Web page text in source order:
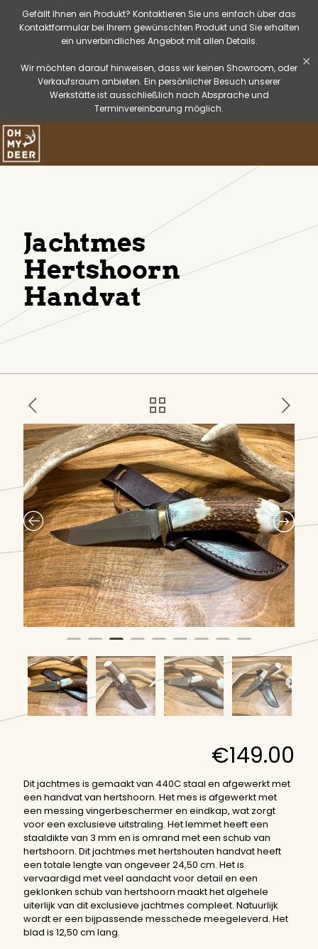
Gefällt Ihnen ein Produkt? Kontaktieren Sie uns einfach über das
Kontaktformular bei Ihrem gewünschten Produkt und Sie erhalten
ein unverbindliches Angebot mit allen Details.
Wir möchten darauf hinweisen, dass wir keinen Showroom, oder
Verkaufsraum anbieten. Ein persönlicher Besuch unserer
Werkstätte ist ausschließlich nach Absprache und
Terminvereinbarung möglich.
✕
Jachtmes
Hertshoorn
Handvat
€149.00
Dit jachtmes is gemaakt van 440C staal en afgewerkt met
een handvat van hertshoorn. Het mes is afgewerkt met
een messing vingerbeschermer en eindkap, wat zorgt
voor een exclusieve uitstraling. Het lemmet heeft een
staaldikte van 3 mm en is omrand met een schub van
hertshoorn. Dit jachtmes met hertshouten handvat heeft
een totale lengte van ongeveer 24,50 cm. Het is
vervaardigd met veel aandacht voor detail en een
geklonken schub van hertshoorn maakt het algehele
uiterlijk van dit exclusieve jachtmes compleet. Natuurlijk
wordt er een bijpassende messchede meegeleverd. Het
blad is 12,50 cm lang.